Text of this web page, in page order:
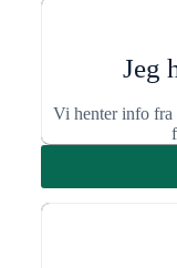
Jeg
Vi henter info fra